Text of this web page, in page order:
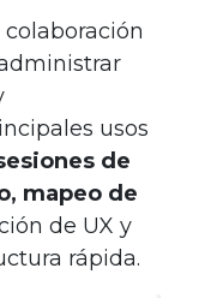
usos
de
mapeo de
de UX y
rápida.